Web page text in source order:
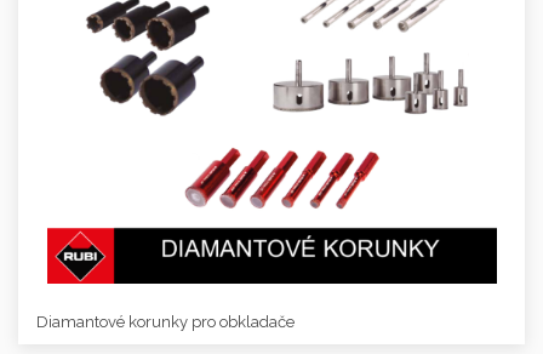
Diamantové korunky pro obkladače